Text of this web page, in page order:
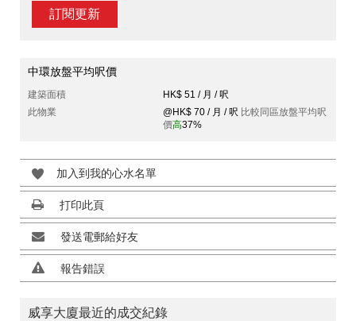
訂閱更新
中環放盤平均呎價
建築面積
HK$ 51 / 月 / 呎
此物業
@HK$ 70 / 月 / 呎 比較同區放盤平均呎
價高37%
加入到我的心水名單
打印此頁
發送電郵給好友
報告錯誤
威享大廈最近的成交紀錄